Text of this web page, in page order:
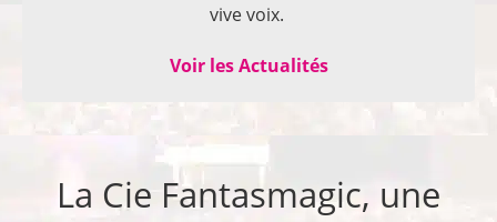
vive voix.
Voir les Actualités
La Cie Fantasmagic, une